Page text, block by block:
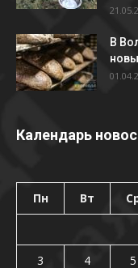
В
Календарь
Пн Вт
3
4 5